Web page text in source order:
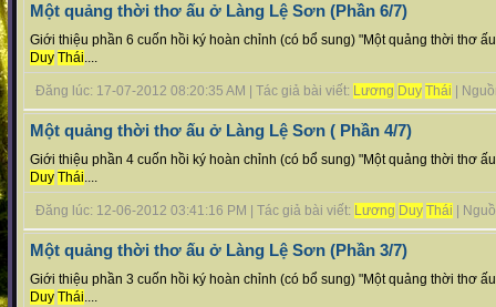
Một quảng thời thơ ấu ở Làng Lệ Sơn (Phần 6/7)
Giới thiệu phần 6 cuốn hồi ký hoàn chỉnh (có bổ sung) "Một quảng thời thơ
Duy Thái....
Đăng lúc: 17-07-2012 08:20:35 AM | Tác giả bài viết: Lương Duy Thái |
Một quảng thời thơ ấu ở Làng Lệ Sơn ( Phần 4/7)
Giới thiệu phần 4 cuốn hồi ký hoàn chỉnh (có bổ sung) "Một quảng thời thơ
Duy Thái....
Đăng lúc: 12-06-2012 03:41:16 PM | Tác giả bài viết: Lương Duy Thái |
Một quảng thời thơ ấu ở Làng Lệ Sơn (Phần 3/7)
Giới thiệu phần 3 cuốn hồi ký hoàn chỉnh (có bổ sung) "Một quảng thời thơ
Duy Thái....